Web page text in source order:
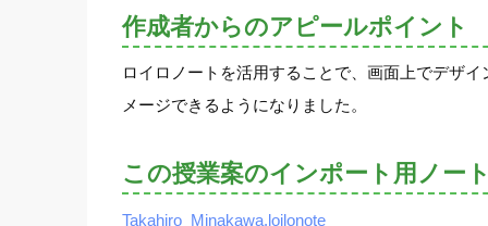
作成者からのアピールポイント
ロイロノートを活用することで、画面上でデザ
メージできるようになりました。
この授業案のインポート用ノー
Takahiro_Minakawa.loilonote